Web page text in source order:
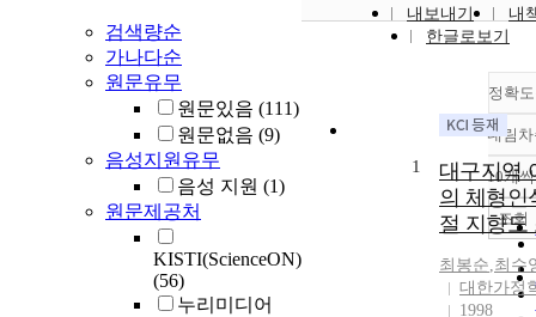
검색량순
가나다순
원문유무
원문있음 (111)
원문없음 (9)
음성지원유무
음성 지원 (1)
원문제공처
KISTI(ScienceON)
(56)
누리미디어
내보내기
내
한글로보기
정확
내림
10개
조회
1
대구지역
의 체형인
절 지향도
최봉순,최수
대한가정
1998